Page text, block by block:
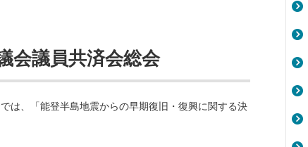
会議員共済会総会
は、「能登半島地震からの早期復旧・復興に関する決